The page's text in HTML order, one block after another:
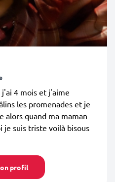
4 mois et j'aime
les promenades et je
quand ma maman
je suis triste voilà bisous
profil